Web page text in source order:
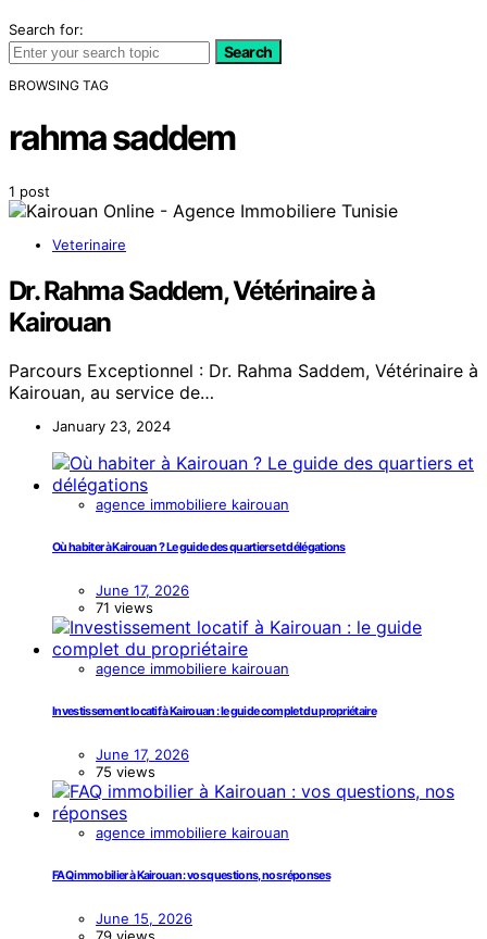
Search for:
Search
BROWSING TAG
rahma saddem
1 post
Veterinaire
Dr. Rahma Saddem, Vétérinaire à
Kairouan
Parcours Exceptionnel : Dr. Rahma Saddem, Vétérinaire à
Kairouan, au service de…
January 23, 2024
agence immobiliere kairouan
Où habiter à Kairouan ? Le guide des quartiers et délégations
June 17, 2026
71 views
agence immobiliere kairouan
Investissement locatif à Kairouan : le guide complet du propriétaire
June 17, 2026
75 views
agence immobiliere kairouan
FAQ immobilier à Kairouan : vos questions, nos réponses
June 15, 2026
79 views